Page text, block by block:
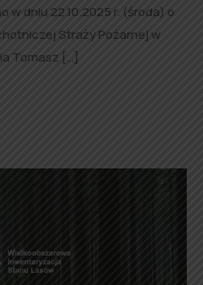
w dniu 22.10.2025 r. (środa) o
Straży Pożarnej w
Tomasz […]